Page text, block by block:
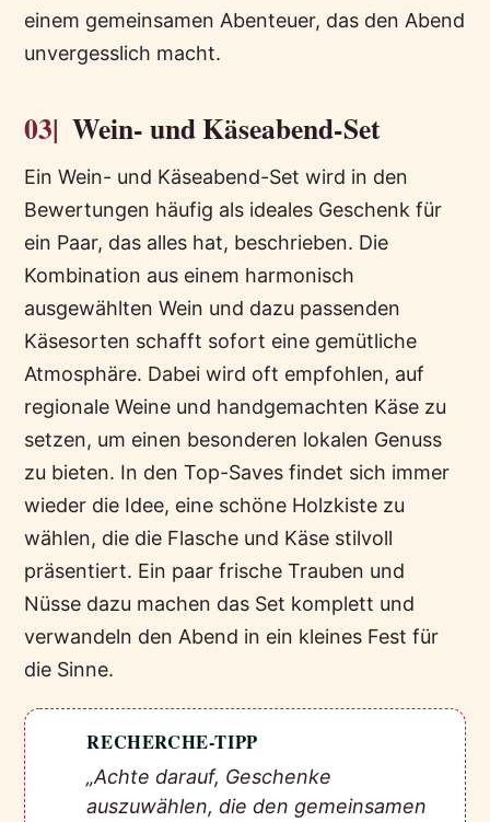
einem gemeinsamen Abenteuer, das den Abend
unvergesslich macht.
03| Wein- und Käseabend-Set
Ein Wein- und Käseabend-Set wird in den
Bewertungen häufig als ideales Geschenk für
ein Paar, das alles hat, beschrieben. Die
Kombination aus einem harmonisch
ausgewählten Wein und dazu passenden
Käsesorten schafft sofort eine gemütliche
Atmosphäre. Dabei wird oft empfohlen, auf
regionale Weine und handgemachten Käse zu
setzen, um einen besonderen lokalen Genuss
zu bieten. In den Top-Saves findet sich immer
wieder die Idee, eine schöne Holzkiste zu
wählen, die die Flasche und Käse stilvoll
präsentiert. Ein paar frische Trauben und
Nüsse dazu machen das Set komplett und
verwandeln den Abend in ein kleines Fest für
die Sinne.
RECHERCHE-TIPP
„Achte darauf, Geschenke
auszuwählen, die den gemeinsamen